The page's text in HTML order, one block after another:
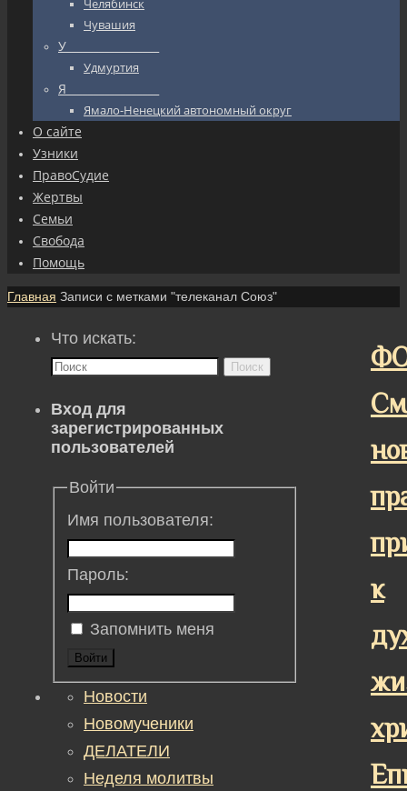
Челябинск
Чувашия
У_________________
Удмуртия
Я_________________
Ямало-Ненецкий автономный округ
О сайте
Узники
ПравоСудие
Жертвы
Семьи
Свобода
Помощь
Главная Записи с метками "телеканал Союз"
к
Что искать:
Поиск
Вход для
зарегистрированных
пользователей
Войти
Имя пользователя:
Пароль:
Запомнить меня
Войти
Новости
Новомученики
ДЕЛАТЕЛИ
Неделя молитвы